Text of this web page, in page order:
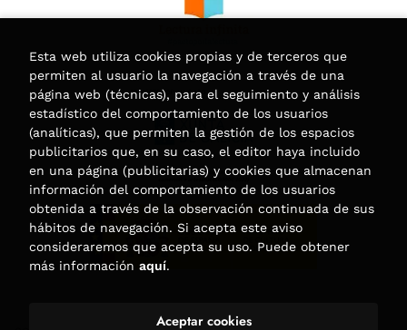
Esta web utiliza cookies propias y de terceros que
permiten al usuario la navegación a través de una
página web (técnicas), para el seguimiento y análisis
estadístico del comportamiento de los usuarios
(analíticas), que permiten la gestión de los espacios
publicitarios que, en su caso, el editor haya incluido
en una página (publicitarias) y cookies que almacenan
información del comportamiento de los usuarios
obtenida a través de la observación continuada de sus
hábitos de navegación. Si acepta este aviso
consideraremos que acepta su uso. Puede obtener
más información aquí.
Aceptar cookies